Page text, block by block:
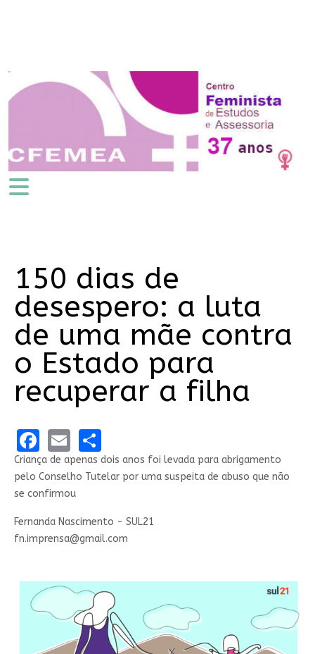
150 dias de
desespero: a luta
de uma mãe contra
o Estado para
recuperar a filha
Facebook
EmailShare
Criança de apenas dois anos foi levada para abrigamento
pelo Conselho Tutelar por uma suspeita de abuso que não
se confirmou
Fernanda Nascimento - SUL21
fn.imprensa@gmail.com